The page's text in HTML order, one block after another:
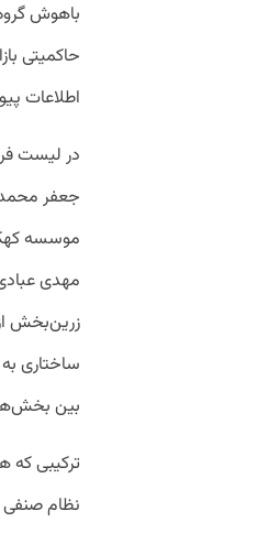
باهوش
اطلاعات پیوست،
در لیست
جعفر
موسسه
مهدی
زرین‌بخش
ساختاری
بین
ترکیبی که
نظام صنفی